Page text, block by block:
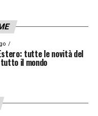
tutte le novità del
il mondo